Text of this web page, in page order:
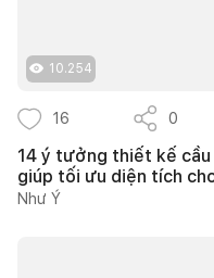
10.254
16 0
14 ý tưởng thiết kế
giúp tối ưu diện tích
Như Ý